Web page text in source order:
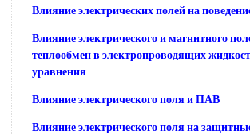
Влияние электрических полей на
Влияние электрического и магнитного
теплообмен в электропроводящих
уравнения
Влияние электрического поля и ПАВ
Влияние электрического поля на